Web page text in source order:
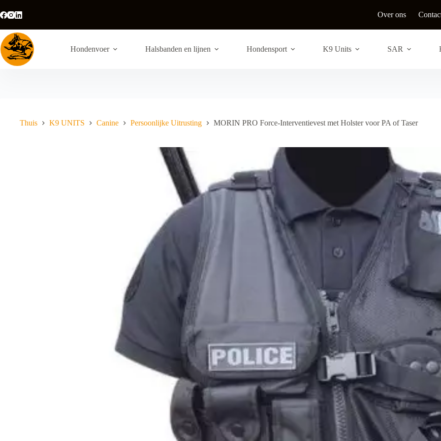
naar
de
inhoud
Over ons
Hondenvoer Halsbanden en lijnen Hondensport K9 Units SAR
Thuis K9 UNITS Canine Persoonlijke Uitrusting MORIN PRO Force-Interventievest met Holster voor PA of Taser